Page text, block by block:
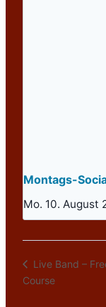
Montags-
Mo. 10. August
Live Band –
Course